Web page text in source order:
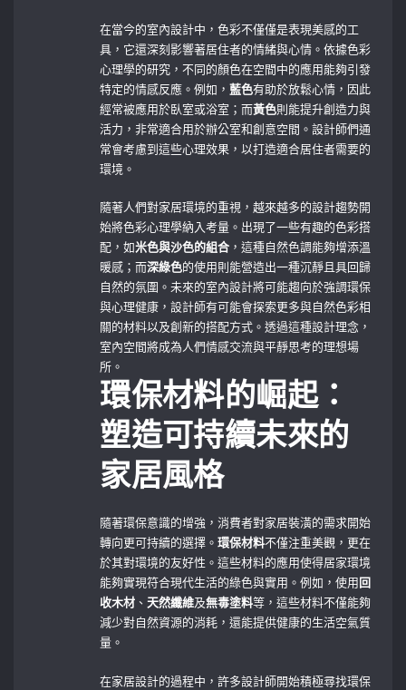
在當今的室內設計中，色彩不僅僅是表現美感的工
具，它還深刻影響著居住者的情緒與心情。依據色彩
心理學的研究，不同的顏色在空間中的應用能夠引發
特定的情感反應。例如，藍色有助於放鬆心情，因此
經常被應用於臥室或浴室；而黃色則能提升創造力與
活力，非常適合用於辦公室和創意空間。設計師們通
常會考慮到這些心理效果，以打造適合居住者需要的
環境。
隨著人們對家居環境的重視，越來越多的設計趨勢開
始將色彩心理學納入考量。出現了一些有趣的色彩搭
配，如米色與沙色的組合 ，這種自然色調能夠增添溫
暖感；而深綠色的使用則能營造出一種沉靜且具回歸
自然的氛圍。未來的室內設計將可能趨向於強調環保
與心理健康，設計師有可能會探索更多與自然色彩相
關的材料以及創新的搭配方式。透過這種設計理念，
室內空間將成為人們情感交流與平靜思考的理想場
所。
環保材料的崛起：
塑造可持續未來的
家居風格
隨著環保意識的增強，消費者對家居裝潢的需求開始
轉向更可持續的選擇。環保材料不僅注重美觀，更在
於其對環境的友好性。這些材料的應用使得居家環境
能夠實現符合現代生活的綠色與實用。例如，使用回
收木材 、天然纖維及無毒塗料等，這些材料不僅能夠
減少對自然資源的消耗，還能提供健康的生活空氣質
量。
在家居設計的過程中，許多設計師開始積極尋找環保